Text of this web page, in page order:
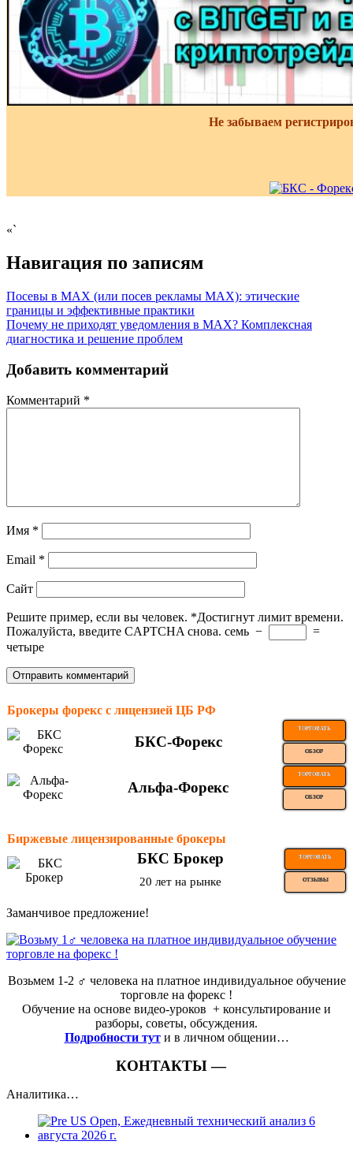
Не забываем
«`
Навигация по записям
Посевы в MAX (или посев рекламы MAX): этические
границы и эффективные практики
Почему не приходят уведомления в MAX? Комплексная
диагностика и решение проблем
Добавить комментарий
Комментарий *
Имя *
Email *
Сайт
Решите пример, если вы человек. *Достигнут лимит времени.
Пожалуйста, введите CAPTCHA снова. семь −
=
четыре
Брокеры форекс с лицензией ЦБ РФ
БКС-Форекс
ТОРГОВАТЬ
ОБЗОР
Альфа-Форекс
ТОРГОВАТЬ
ОБЗОР
Биржевые лицензированные брокеры
БКС Брокер ТОРГОВАТЬ
20 лет на рынке ОТЗЫВЫ
Заманчивое предложение!
Возьмем 1-2 ‍♂️ человека на платное индивидуальное обучение
торговле на форекс !
Обучение на основе видео-уроков ️ + консультирование и
разборы, советы, обсуждения.
Подробности тут и в личном общении…
КОНТАКТЫ —
Аналитика…